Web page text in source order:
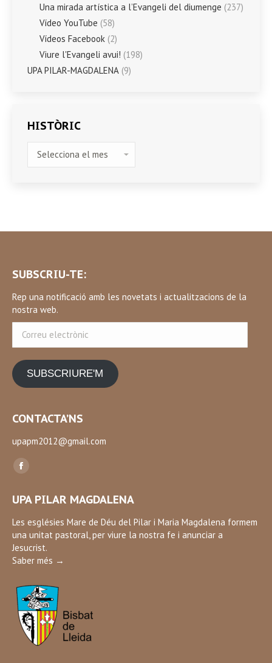
Una mirada artística a l’Evangeli del diumenge (237)
Vídeo YouTube (58)
Vídeos Facebook (2)
Viure l'Evangeli avui! (198)
UPA PILAR-MAGDALENA (9)
HISTÒRIC
SUBSCRIU-TE:
Rep una notificació amb les novetats i actualitzacions de la
nostra web.
electrònic
SUBSCRIURE'M
CONTACTA’NS
upapm2012@gmail.com
Find us on:
Facebook
opens
in
new
window
UPA PILAR MAGDALENA
Les esglésies Mare de Déu del Pilar i Maria Magdalena formem
una unitat pastoral, per viure la nostra fe i anunciar a
Jesucrist.
Saber més →